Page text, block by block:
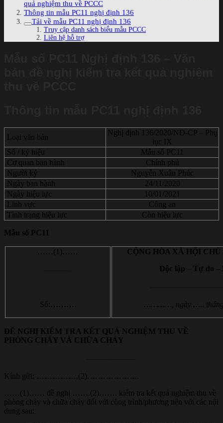
quả nghiệm thu về PCCC
Thông tin mẫu PC11 nghị định 136
Tải về mẫu PC11 nghị định 136
Truy cập danh sách biểu mẫu PCCC
Liên hệ hỗ trợ
Loại văn bản
Nghị định 136/2020/NĐ-CP – Phụ
lục IX
Số / ký hiệu
Mẫu số PC11
Cơ quan ban hành
Chính phủ
Người ký
Nguyễn Xuân Phúc
Ngày ban hành
24/11/2020
Ngày hiệu lực
10/01/2021
Lĩnh vực
Công an
Tình trạng hiệu lực
Còn hiệu lực
Mẫu số PC 11
……(1)……
Số:……….
CỘNG HÒA XÃ HỘI
Độc lập – Tự do –
…………, ngày …..
ĐỀ NGHỊ KIỂM TRA KẾT QUẢ NGHIỆM THU VỀ
PHÒNG CHÁY VÀ CHỮA CHÁY
Kính gửi: …………….(2)………………..
……(1)…… đề nghị …….(2)……. kiểm tra kết quả nghiệm thu về
phòng cháy và chữa cháy đối với công trình/phương tiện với các nội
dung sau: